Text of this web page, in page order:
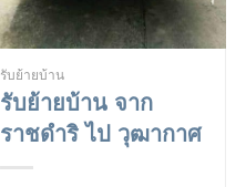
รับย้ายบ้าน
รับย้ายบ้าน จาก
ราชดำริ ไป วุฒากาศ